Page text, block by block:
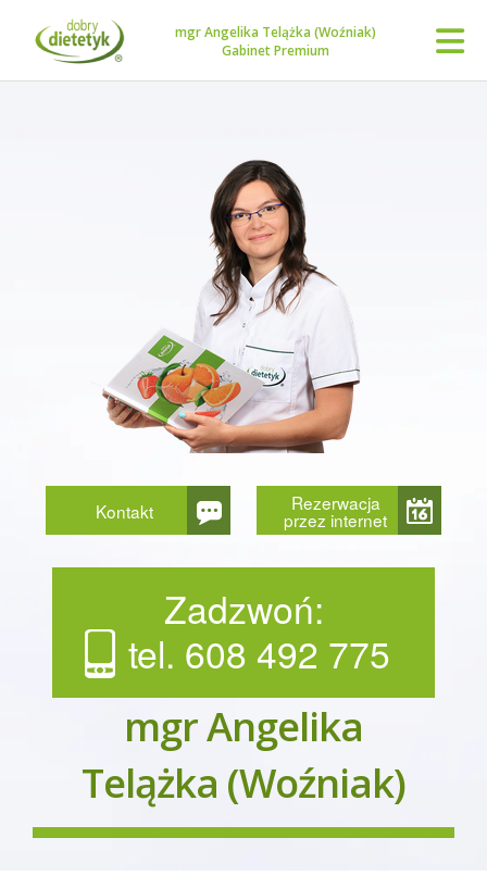
mgr Angelika Telążka (Woźniak)
Gabinet Premium
Kontakt Rezerwacja
przez internet
Zadzwoń:
tel. 608 492 775
mgr Angelika
Telążka (Woźniak)